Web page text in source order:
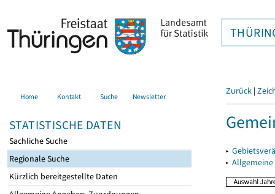
Home Kontakt Suche Newsletter
STATISTISCHE DATEN
Sachliche Suche
Regionale Suche
Kürzlich bereitgestellte Daten
Zurück |
▸
▸